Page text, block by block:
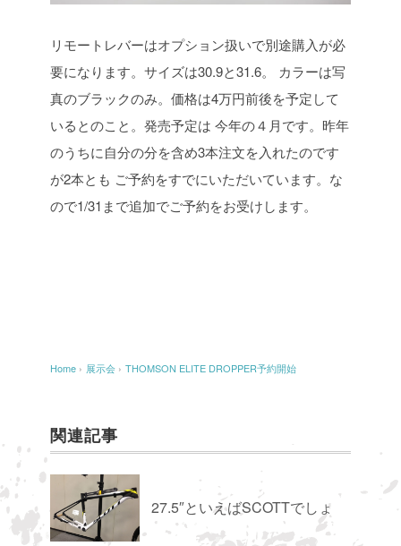
リモートレバーはオプション扱いで別途購入が必
要になります。サイズは30.9と31.6。
カラーは写
真のブラックのみ。価格は4万円前後を予定して
いるとのこと。発売予定は 今年の４月です。昨年
のうちに自分の分を含め3本注文を入れたのです
が2本とも ご予約をすでにいただいています。な
ので1/31まで追加でご予約をお受けします。
Home › 展示会 › THOMSON ELITE DROPPER予約開始
関連記事
27.5″といえばSCOTTでしょ